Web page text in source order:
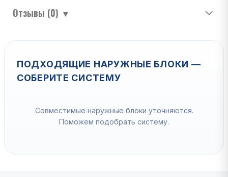
Отзывы (0) ▼
ПОДХОДЯЩИЕ НАРУЖНЫЕ БЛОКИ —
СОБЕРИТЕ СИСТЕМУ
Совместимые наружные блоки уточняются.
Поможем подобрать систему.